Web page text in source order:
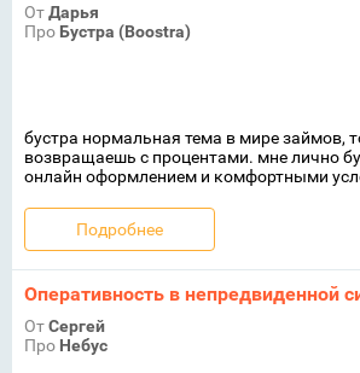
ОтДарья
Про Бустра (Boostra)
бустра нормальная тема в мире займов,
возвращаешь с процентами. мне лично
онлайн оформлением и комфортными
Подробнее
Оперативность в непредвиденной
ОтСергей
Про Небус